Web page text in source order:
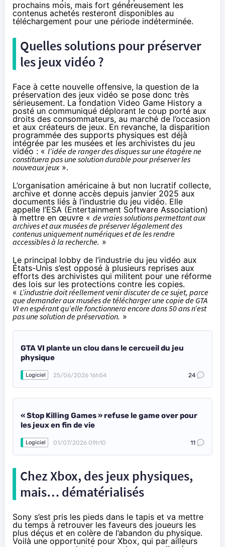
prochains mois, mais fort généreusement les
contenus achetés resteront disponibles au
téléchargement pour une période indéterminée.
Quelles solutions pour préserver
les jeux vidéo ?
Face à cette nouvelle offensive, la question de la
préservation des jeux vidéo se pose donc très
sérieusement. La fondation Video Game History a
posté un communiqué déplorant le coup porté aux
droits des consommateurs, au marché de l’occasion
et aux créateurs de jeux. En revanche, la disparition
programmée des supports physiques est déjà
intégrée par les musées et les archivistes du jeu
vidéo : «l’idée de ranger des disques sur une étagère ne
constituera pas une solution durable pour préserver les
nouveaux jeux».
L’organisation américaine à but non lucratif collecte,
archive et donne accès depuis janvier 2025 aux
documents liés à l’industrie du jeu vidéo. Elle
appelle l’ESA (Entertainment Software Association)
à mettre en œuvre « de vraies solutions permettant aux
archives et aux musées de préserver légalement des
contenus uniquement numériques et de les rendre
accessibles à la recherche. »
Le principal lobby de l’industrie du jeu vidéo aux
États-Unis s’est opposé à plusieurs reprises aux
efforts des archivistes qui militent pour une réforme
des lois sur les protections contre les copies.
« L’industrie doit réellement venir discuter de ce sujet, parce
que demander aux musées de télécharger une copie de GTA
VI en espérant qu’elle fonctionnera encore dans 50 ans n’est
pas une solution de préservation. »
GTA VI plante un clou dans le cercueil du jeu
physique
Logiciel 25/06/2026 16h54 24
« Stop Killing Games » refuse le game over pour
les jeux en fin de vie
Logiciel 01/07/2026 09h10 11
Chez Xbox, des jeux physiques,
mais… dématérialisés
Sony s’est pris les pieds dans le tapis et va mettre
du temps à retrouver les faveurs des joueurs les
plus déçus et en colère de l’abandon du physique.
Voilà une opportunité pour Xbox, qui par ailleurs